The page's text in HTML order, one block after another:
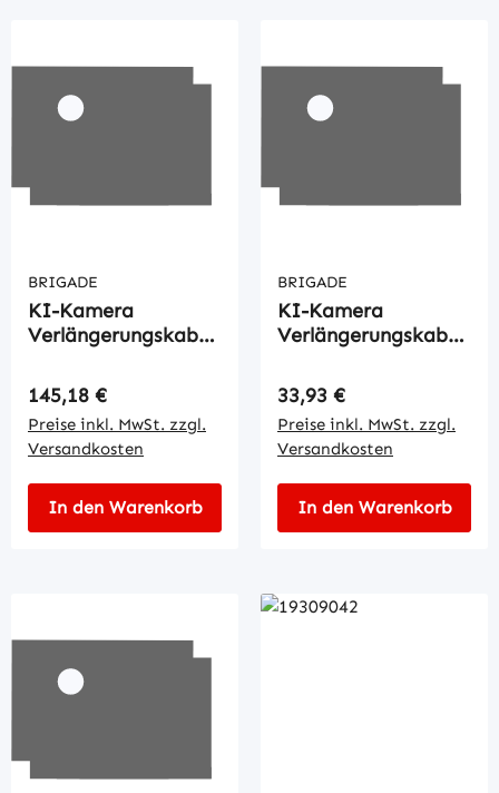
BRIGADE
KI-Kamera
Verlängerungskabel
Regulärer Preis:
145,18 €
Preise inkl. MwSt. zzgl.
Versandkosten
In den Warenkorb
BRIGADE
KI-Kamera
Verlängerungskabel
Regulärer Preis:
33,93 €
Preise inkl. MwSt. zzgl.
Versandkosten
In den Warenkorb